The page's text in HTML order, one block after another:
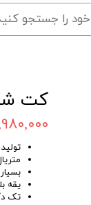
کت
۶,۹۸۰,۰۰۰
متریال پارچه: ۶۳ درصد
یقه
تک